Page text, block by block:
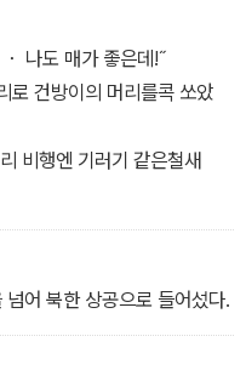
나도 매가 좋은데!˝
로 건방이의 머리를콕 쏘았
비행엔 기러기 같은철새
했다.
법이야 잔말 말고어서 따라
어 북한 상공으로 들어섰다.